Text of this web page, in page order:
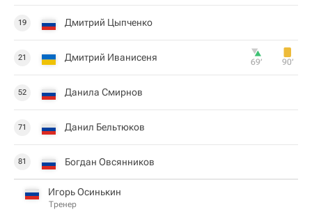
19 Дмитрий Цыпченко
21 Дмитрий Иванисеня 69‎’‎ 90‎’‎
52 Данила Смирнов
71 Данил Бельтюков
81 Богдан Овсянников
Игорь Осинькин
Тренер